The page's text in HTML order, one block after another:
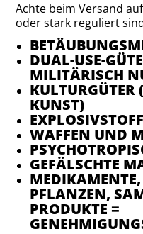
Achte beim Versand
oder stark reguliert
DUAL-USE-
MILITÄRISCH
KUNST)
WAFFEN UND
GEFÄLSCHTE
PFLANZEN,
PRODUKTE =